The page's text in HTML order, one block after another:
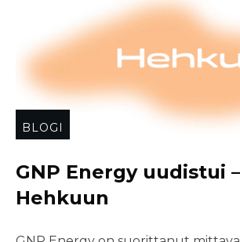
BLOGI
GNP Energy uudistui
Hehkuun